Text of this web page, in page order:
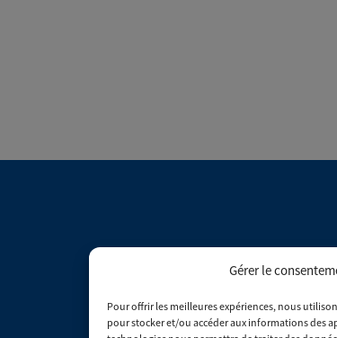
Gérer le
Pour offrir les meilleures expériences, nous
pour stocker et/ou accéder aux informations des
Du lundi au
Consulter les conditions